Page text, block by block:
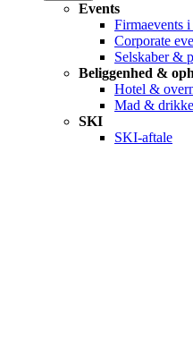
Events
Firmaevents
Corporate
Selskaber &
Beliggenhed &
Hotel &
Mad &
SKI
SKI-aftale